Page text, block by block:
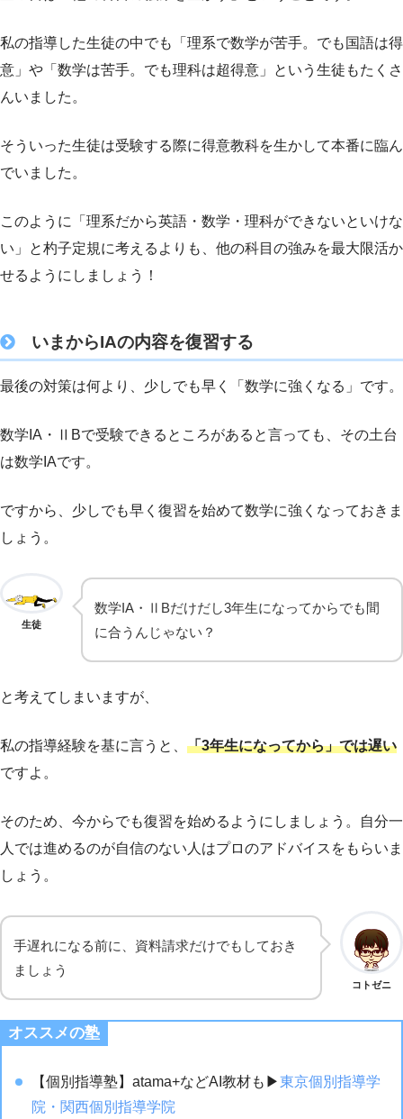
私の指導した生徒の中でも「理系で数学が苦手。でも国語は得
意」や「数学は苦手。でも理科は超得意」という生徒もたくさ
んいました。
そういった生徒は受験する際に得意教科を生かして本番に臨ん
でいました。
このように「理系だから英語・数学・理科ができないといけな
い」と杓子定規に考えるよりも、他の科目の強みを最大限活か
せるようにしましょう！
いまからIAの内容を復習する
最後の対策は何より、少しでも早く「数学に強くなる」です。
数学IA・ⅡBで受験できるところがあると言っても、その土台
は数学IAです。
ですから、少しでも早く復習を始めて数学に強くなっておきま
しょう。
生徒
数学IA・ⅡBだけだし3年生になってからでも間
に合うんじゃない？
と考えてしまいますが、
私の指導経験を基に言うと、 「3年生になってから」では遅い
ですよ。
そのため、今からでも復習を始めるようにしましょう。自分一
人では進めるのが自信のない人はプロのアドバイスをもらいま
しょう。
コトゼニ
手遅れになる前に、資料請求だけでもしておき
ましょう
オススメの塾
【個別指導塾】atama+などAI教材も▶︎東京個別指導学
院・関西個別指導学院